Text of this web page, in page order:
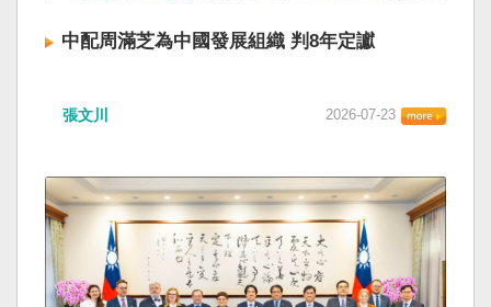
中配周滿芝為中國發展組織 判8年定讞
張文川 2026-07-23